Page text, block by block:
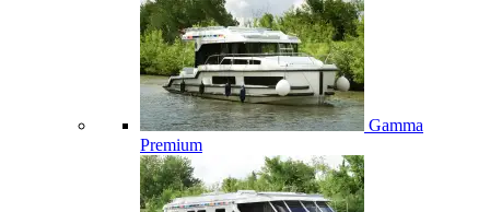
Gamma
Premium